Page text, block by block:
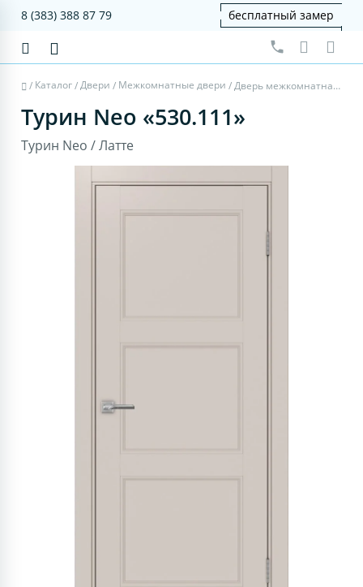
8 (383) 388 87 79 бесплатный замер
/ Каталог/Двери / Межкомнатные двери / Дверь межкомнатная Турин Neo 530.111 - латте, щит мдф
Турин Neo «530.111»
Турин Neo / Латте